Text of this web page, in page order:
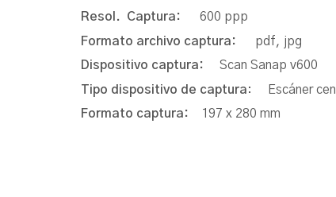
Resol. Captura: 600 ppp
Formato archivo captura: pdf, jpg
Dispositivo captura: Scan Sanap v600
Tipo dispositivo de captura: Escáner
Formato captura:
197 x 280 mm